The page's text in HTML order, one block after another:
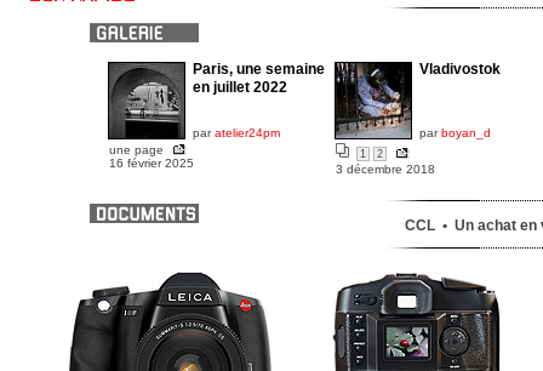
Paris, une semaine
en juillet 2022
paratelier24pm
une page
16 février 2025
Vladivostok
parboyan_d
1 2
3 décembre 2018
CCL • Un achat